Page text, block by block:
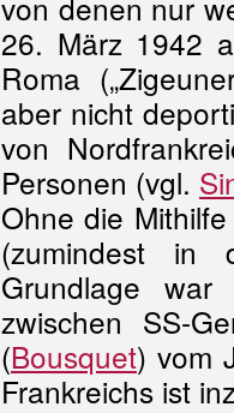
26. März 1942
Roma
aber nicht
von
Personen (vgl.
Ohne die
(zumindest in
Grundlage war
zwischen SS-
(Bousquet) vom
Frankreichs ist